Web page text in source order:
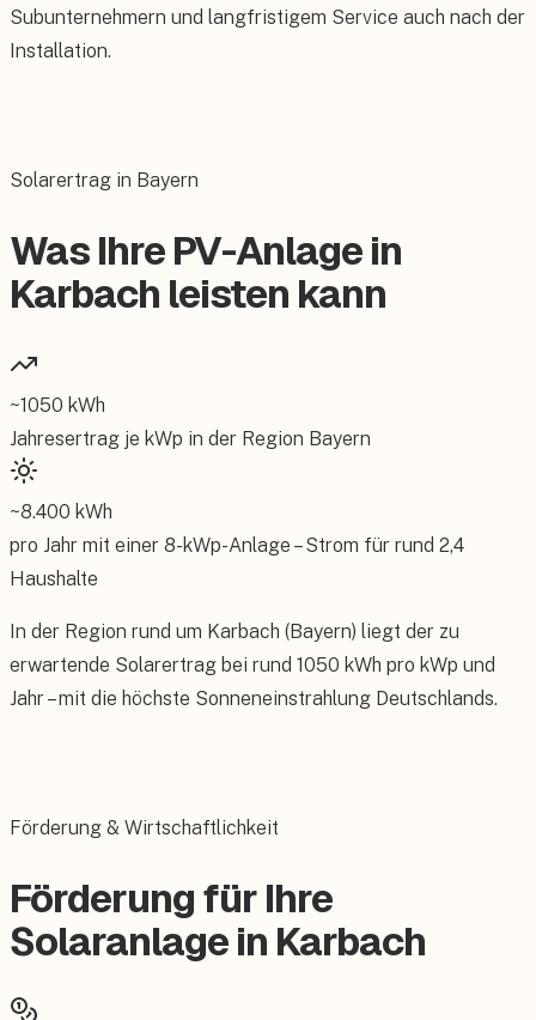
Subunternehmern und langfristigem Service auch nach der
Installation.
Solarertrag in Bayern
Was Ihre PV-Anlage in
Karbach leisten kann
~1050 kWh
Jahresertrag je kWp in der Region Bayern
~8.400 kWh
pro Jahr mit einer 8-kWp-Anlage – Strom für rund 2,4
Haushalte
In der Region rund um Karbach (Bayern) liegt der zu
erwartende Solarertrag bei rund 1050 kWh pro kWp und
Jahr – mit die höchste Sonneneinstrahlung Deutschlands.
Förderung & Wirtschaftlichkeit
Förderung für Ihre
Solaranlage in Karbach